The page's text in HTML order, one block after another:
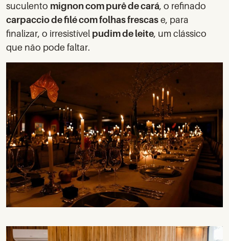
suculento mignon com purê de cará, o refinado
carpaccio de filé com folhas frescase, para
finalizar, o irresistível pudim de leite, um clássico
que não pode faltar.